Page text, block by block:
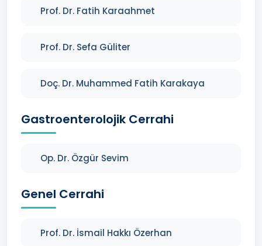
Prof. Dr. Fatih Karaahmet
Prof. Dr. Sefa Güliter
Doç. Dr. Muhammed Fatih Karakaya
Gastroenterolojik Cerrahi
Op. Dr. Özgür Sevim
Genel Cerrahi
Prof. Dr. İsmail Hakkı Özerhan